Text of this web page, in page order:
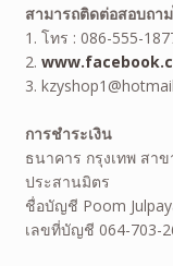
สามารถติดต่อสอบถา
1. โทร : 086-555-
2.
3.
การชำระเงิน
ธนาคาร กรุงเทพ สา
ประสานมิตร
ชื่อบัญชี Poom
เลขที่บัญชี 064-703-